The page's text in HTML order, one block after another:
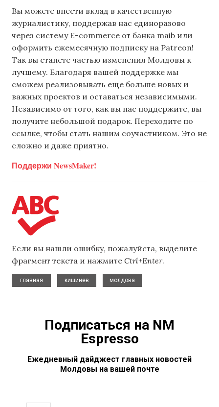
Вы можете внести вклад в качественную
журналистику, поддержав нас единоразово
через систему E-commerce от банка maib или
оформить ежемесячную подписку на Patreon!
Так вы станете частью изменения Молдовы к
лучшему. Благодаря вашей поддержке мы
сможем реализовывать еще больше новых и
важных проектов и оставаться независимыми.
Независимо от того, как вы нас поддержите, вы
получите небольшой подарок. Переходите по
ссылке, чтобы стать нашим соучастником. Это не
сложно и даже приятно.
Поддержи NewsMaker!
Если вы нашли ошибку, пожалуйста, выделите
фрагмент текста и нажмите Ctrl+Enter.
главная
кишинев
молдова
Подписаться на NM
Espresso
Ежедневный дайджест главных новостей
Молдовы на вашей почте